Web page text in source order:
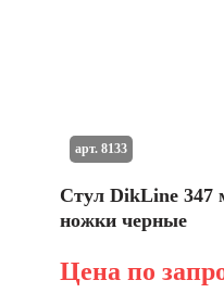
Стул DikLine 347
ножки черные
Цена по
арт. 8133